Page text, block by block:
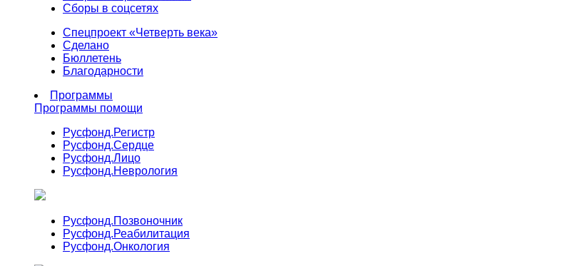
Сборы в соцсетях
Спецпроект «Четверть века»
Сделано
Бюллетень
Благодарности
Программы
Программы помощи
Русфонд.Регистр
Русфонд.Сердце
Русфонд.Лицо
Русфонд.Неврология
Русфонд.Позвоночник
Русфонд.Реабилитация
Русфонд.Онкология